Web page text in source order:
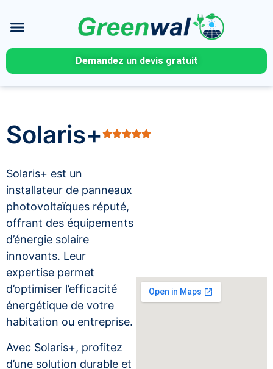
Demandez un devis gratuit
Solaris+
Solaris+ est un
installateur de panneaux
photovoltaïques réputé,
offrant des équipements
d’énergie solaire
innovants. Leur
expertise permet
d’optimiser l’efficacité
énergétique de votre
habitation ou entreprise.
Avec Solaris+, profitez
d’une solution durable et